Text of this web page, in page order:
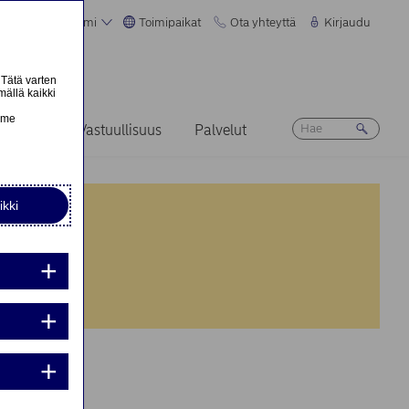
Suomi Toimipaikat Ota yhteyttä Kirjaudu
Vastuullisuus Palvelut
varten
kaikki